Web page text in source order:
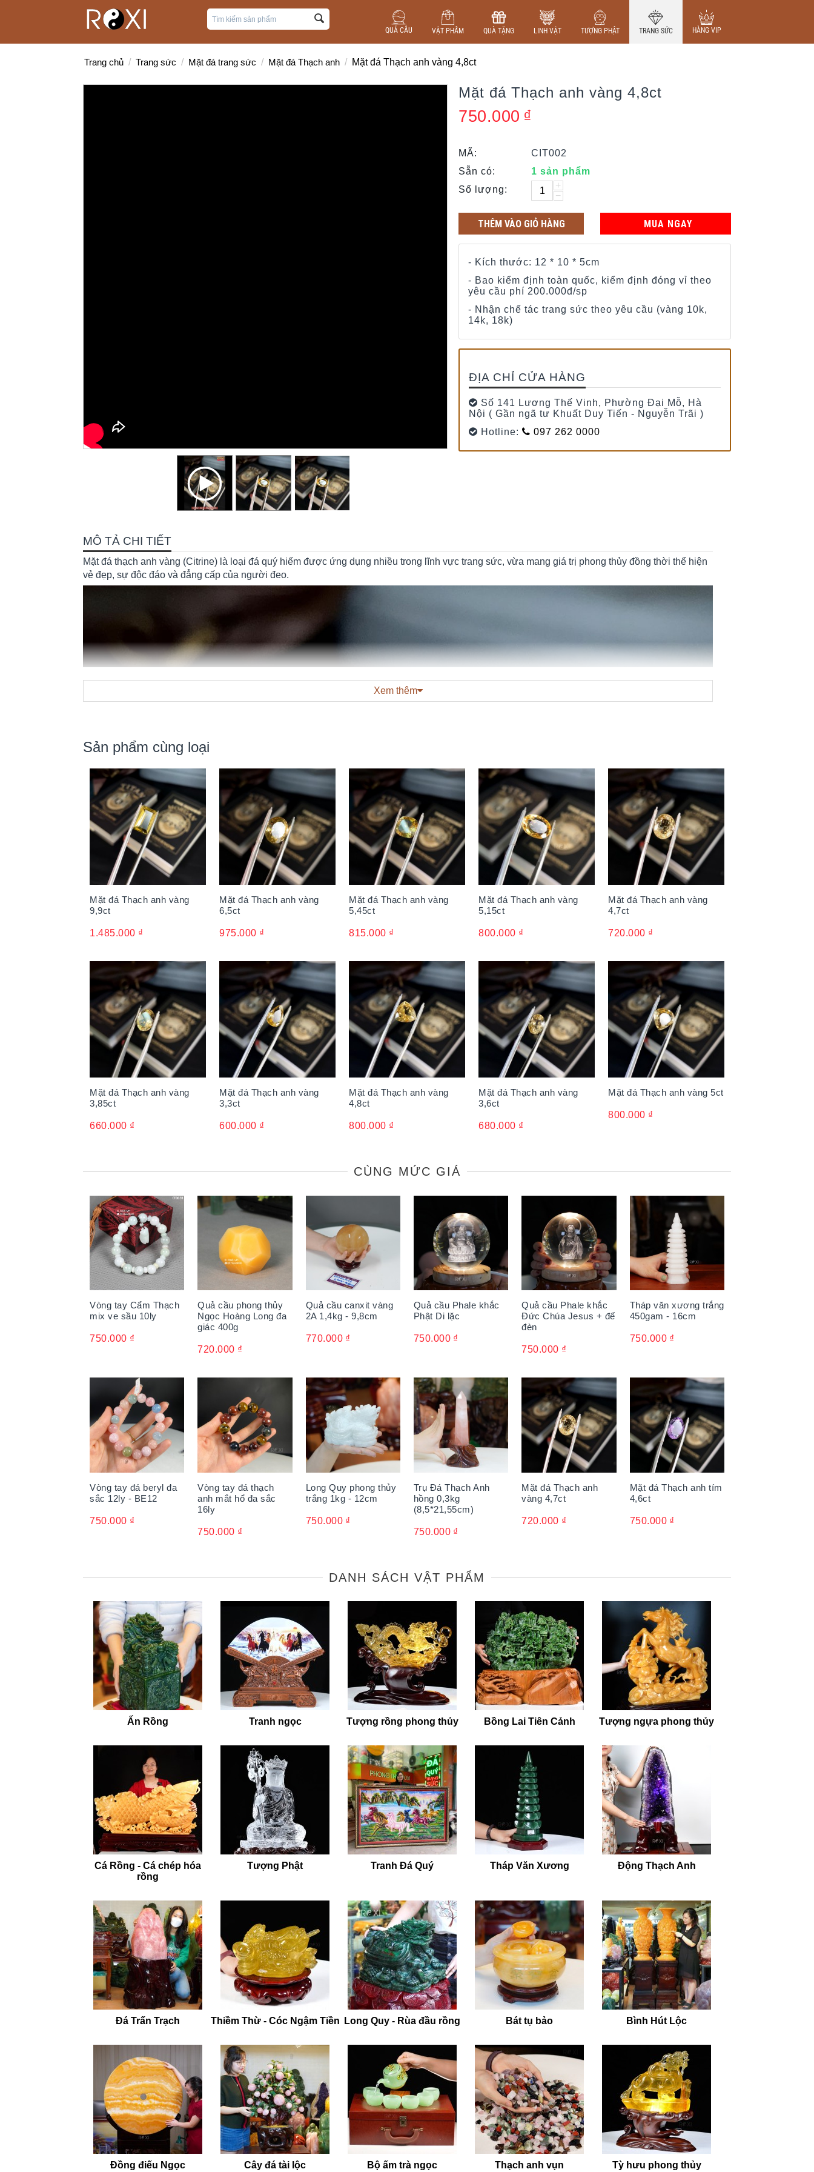
QUẢ CẦU VẬT PHẨM QUÀ TẶNG LINH VẬT TƯỢNG PHẬT TRANG SỨC HÀNG VIP
Trang chủ / Trang sức / Mặt đá trang sức / Mặt đá Thạch anh / Mặt đá Thạch anh vàng 4,8ct
Mặt đá Thạch anh vàng 4,8ct
750.000 ₫
MÃ:
CIT002
Sẵn có:
1 sản phẩm
Số lượng:
+
−
THÊM VÀO GIỎ HÀNG MUA NGAY
- Kích thước: 12 * 10 * 5cm
- Bao kiểm định toàn quốc, kiểm định đóng vỉ theo
yêu cầu phí 200.000đ/sp
- Nhận chế tác trang sức theo yêu cầu (vàng 10k,
14k, 18k)
ĐỊA CHỈ CỬA HÀNG
Số 141 Lương Thế Vinh, Phường Đại Mỗ, Hà
Nội ( Gần ngã tư Khuất Duy Tiến - Nguyễn Trãi )
Hotline:
097 262 0000
MÔ TẢ CHI TIẾT
Mặt đá thạch anh vàng (Citrine) là loại đá quý hiếm được ứng dụng nhiều trong lĩnh vực trang sức, vừa mang giá trị phong thủy đồng thời thể hiện
vẻ đẹp, sự độc đáo và đẳng cấp của người đeo.
Người xưa cho rằng mang theo đá thạch anh vàng bên người sẽ mang lại may mắn, sự bình yên cho bản thân, ngăn ngừa tà khí xâm hại. Người
La Mã cổ đại cho rằng mang bên mình viên đá Thạch anh vàng sẽ làm tinh thần thông thái hơn, bởi ánh sáng của đá Thạch anh vàng như luồng
ánh sáng của mặt trời xoa tan u tối, bóng đêm.
Xem thêm
Sản phẩm cùng loại
Mặt đá Thạch anh vàng
9,9ct
1.485.000 ₫
Mặt đá Thạch anh vàng
6,5ct
975.000 ₫
Mặt đá Thạch anh vàng
5,45ct
815.000 ₫
Mặt đá Thạch anh vàng
5,15ct
800.000 ₫
Mặt đá Thạch anh vàng
4,7ct
720.000 ₫
Mặt đá Thạch anh vàng
3,85ct
660.000 ₫
Mặt đá Thạch anh vàng
3,3ct
600.000 ₫
Mặt đá Thạch anh vàng
4,8ct
800.000 ₫
Mặt đá Thạch anh vàng
3,6ct
680.000 ₫
Mặt đá Thạch anh vàng 5ct
800.000 ₫
CÙNG MỨC GIÁ
Vòng tay Cẩm Thạch
mix ve sầu 10ly
750.000 ₫
Quả cầu phong thủy
Ngọc Hoàng Long đa
giác 400g
720.000 ₫
Quả cầu canxit vàng
2A 1,4kg - 9,8cm
770.000 ₫
Quả cầu Phale khắc
Phật Di lặc
750.000 ₫
Quả cầu Phale khắc
Đức Chúa Jesus + đế
đèn
750.000 ₫
Tháp văn xương trắng
450gam - 16cm
750.000 ₫
Vòng tay đá beryl đa
sắc 12ly - BE12
750.000 ₫
Vòng tay đá thạch
anh mắt hổ đa sắc
16ly
750.000 ₫
Long Quy phong thủy
trắng 1kg - 12cm
750.000 ₫
Trụ Đá Thạch Anh
hồng 0,3kg
(8,5*21,55cm)
750.000 ₫
Mặt đá Thạch anh
vàng 4,7ct
720.000 ₫
Mặt đá Thạch anh tím
4,6ct
750.000 ₫
DANH SÁCH VẬT PHẨM
Ấn Rồng Tranh ngọc Tượng rồng phong thủy Bồng Lai Tiên Cảnh Tượng ngựa phong thủy
Cá Rồng - Cá chép hóa
rồng
Tượng Phật Tranh Đá Quý Tháp Văn Xương Động Thạch Anh
Đá Trấn Trạch Thiềm Thừ - Cóc Ngậm Tiền Long Quy - Rùa đầu rồng Bát tụ bảo Bình Hút Lộc
Đồng điếu Ngọc Cây đá tài lộc Bộ ấm trà ngọc Thạch anh vụn Tỳ hưu phong thủy